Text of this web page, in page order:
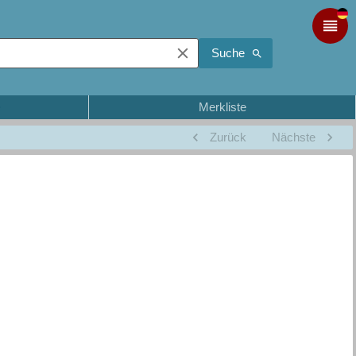
Suche
Merkliste
Zurück Nächste